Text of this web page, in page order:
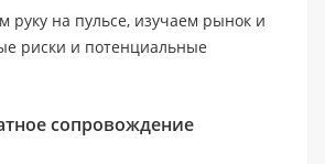
с 1 спальней и 2
уточняйте у специалиста.
руку на пульсе, изучаем рынок и
риски и потенциальные
сопровождение